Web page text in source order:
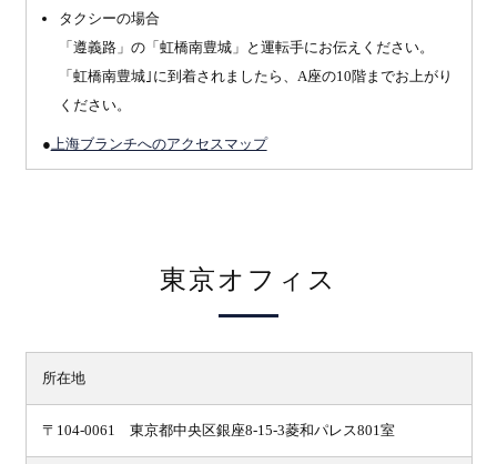
タクシーの場合
「遵義路」の「虹橋南豊城」と運転手にお伝えください。
「虹橋南豊城｣に到着されましたら、A座の10階までお上がり
ください。
● 上海ブランチへのアクセスマップ
東京オフィス
所在地
〒104-0061 東京都中央区銀座8-15-3菱和パレス801室